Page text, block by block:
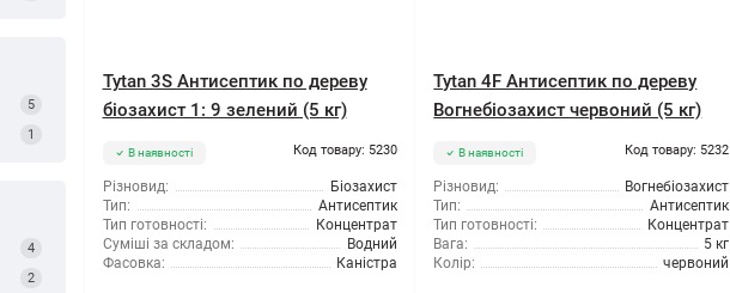
5
1
4
2
Tytan 3S Антисептик по дереву
біозахист 1: 9 зелений (5 кг)
В наявності Код товару: 5230
Різновид:
Біозахист
Тип:
Антисептик
Тип готовності:
Концентрат
Суміші за складом:
Водний
Фасовка:
Каністра
Tytan 4F Антисептик по дереву
Вогнебіозахист червоний (5 кг)
В наявності Код товару: 5232
Різновид:
Вогнебіозахист
Тип:
Антисептик
Тип готовності:
Концентрат
Вага:
5 кг
Колір:
червоний